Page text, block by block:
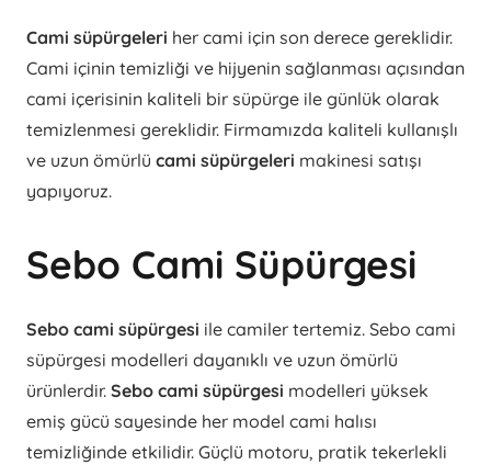
Cami süpürgeleri her cami için son derece gereklidir.
Cami içinin temizliği ve hijyenin sağlanması açısından
cami içerisinin kaliteli bir süpürge ile günlük olarak
temizlenmesi gereklidir. Firmamızda kaliteli kullanışlı
ve uzun ömürlü cami süpürgeleri makinesi satışı
yapıyoruz.
Sebo Cami Süpürgesi
Sebo cami süpürgesi ile camiler tertemiz. Sebo cami
süpürgesi modelleri dayanıklı ve uzun ömürlü
ürünlerdir. Sebo cami süpürgesi modelleri yüksek
emiş gücü sayesinde her model cami halısı
temizliğinde etkilidir. Güçlü motoru, pratik tekerlekli